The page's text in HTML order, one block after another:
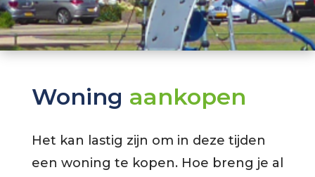
Woning aankopen
Het kan lastig zijn om in deze tijden
een woning te kopen. Hoe breng je al